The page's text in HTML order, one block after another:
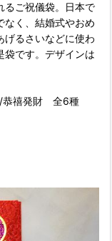
るご祝儀袋。日本で
なく、結婚式やおめ
げるさいなどに使わ
袋です。デザインは
/恭禧発財 全6種